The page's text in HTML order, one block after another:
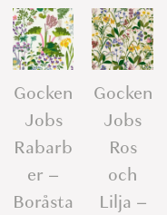
Gocken
Jobs
Rabarb
er –
Boråsta
Gocken
Jobs
Ros
och
Lilja –